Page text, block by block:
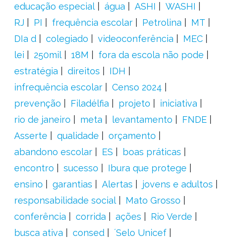
educação especial
água ASHI
WASHI
RJ
PI frequência escolar Petrolina
MT
DIa d
colegiado videoconferência
MEC
lei
250mil 18M
fora da escola não pode
estratégia
direitos
IDH
infrequência escolar
Censo 2024
prevenção
Filadélfia projeto
iniciativa
rio de janeiro
meta levantamento
FNDE
Asserte
qualidade
orçamento
abandono escolar
ES
boas práticas
encontro
sucesso
Ibura que protege
ensino
garantias Alertas
jovens e adultos
responsabilidade social
Mato Grosso
conferência
corrida ações
Rio Verde
busca ativa
consed
´Selo Unicef